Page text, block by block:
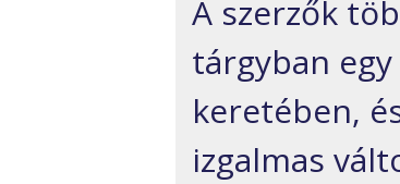
A szerzők
tárgyban
keretében,
izgalmas